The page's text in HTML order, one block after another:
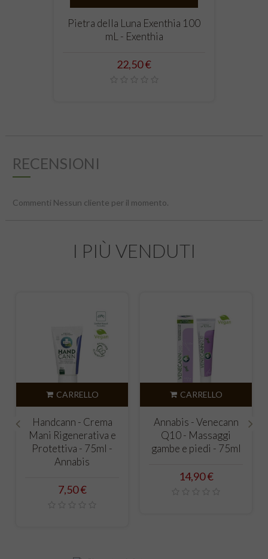
Pietra della Luna Exenthia 100
mL - Exenthia
Prezzo
22,50 €
RECENSIONI
Commenti Nessun cliente per il momento.
I PIÙ VENDUTI
CARRELLO
Handcann - Crema
Mani Rigenerativa e
Protettiva - 75ml -
Annabis
Prezzo
7,50 €
CARRELLO
Annabis - Venecann
Q10 - Massaggi
gambe e piedi - 75ml
Prezzo
14,90 €